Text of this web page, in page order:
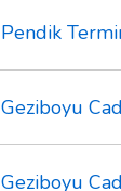
Pendik
Geziboyu
Geziboyu